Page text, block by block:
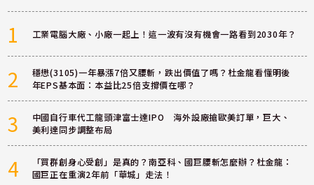
1 工業電腦大廠、小廠一起上！這一波有沒有機會一路看到2030年？
2
穩懋(3105)一年暴漲7倍又腰斬，跌出價值了嗎？杜金龍看懂明後
年EPS基本面：本益比25倍支撐價在哪？
3
中國自行車代工龍頭津富士達IPO 海外設廠搶歐美訂單，巨大、
美利達同步調整布局
4
「買群創身心受創」是真的？南亞科、國巨腰斬怎麼辦？杜金龍：
國巨正在重演2年前「華城」走法！